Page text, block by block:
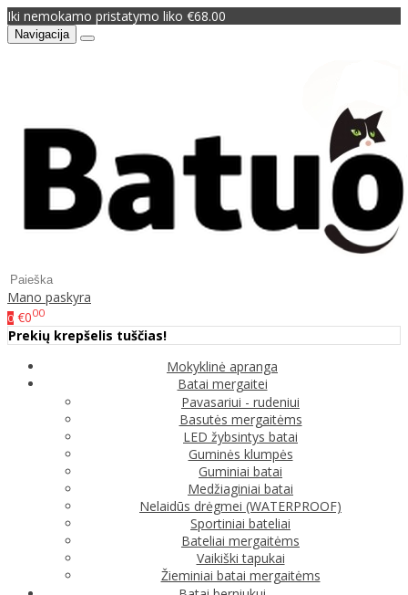
Iki nemokamo pristatymo liko €68.00
Navigacija
Mano paskyra
0 €000
Prekių krepšelis tuščias!
Mokyklinė apranga
Batai mergaitei
Pavasariui - rudeniui
Basutės mergaitėms
LED žybsintys batai
Guminės klumpės
Guminiai batai
Medžiaginiai batai
Nelaidūs drėgmei (WATERPROOF)
Sportiniai bateliai
Bateliai mergaitėms
Vaikiški tapukai
Žieminiai batai mergaitėms